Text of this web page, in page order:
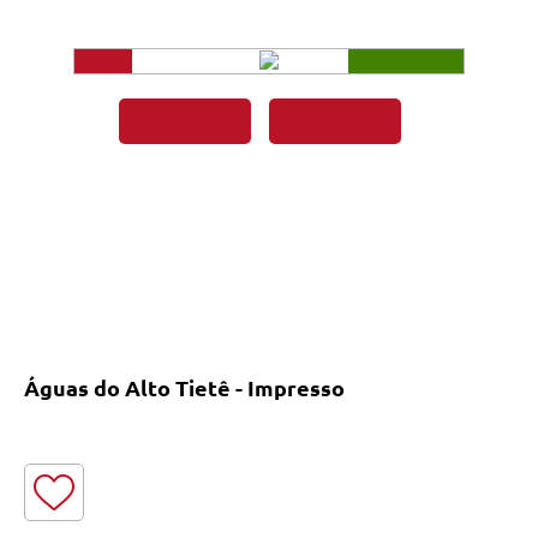
Águas do Alto Tietê - Impresso